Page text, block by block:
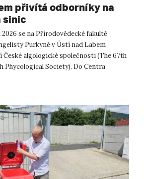
přivítá odborníky na
sinic
2026 se na Přírodovědecké fakultě
Purkyně v Ústí nad Labem
České algologické společnosti (The 67th
Phycological Society). Do Centra